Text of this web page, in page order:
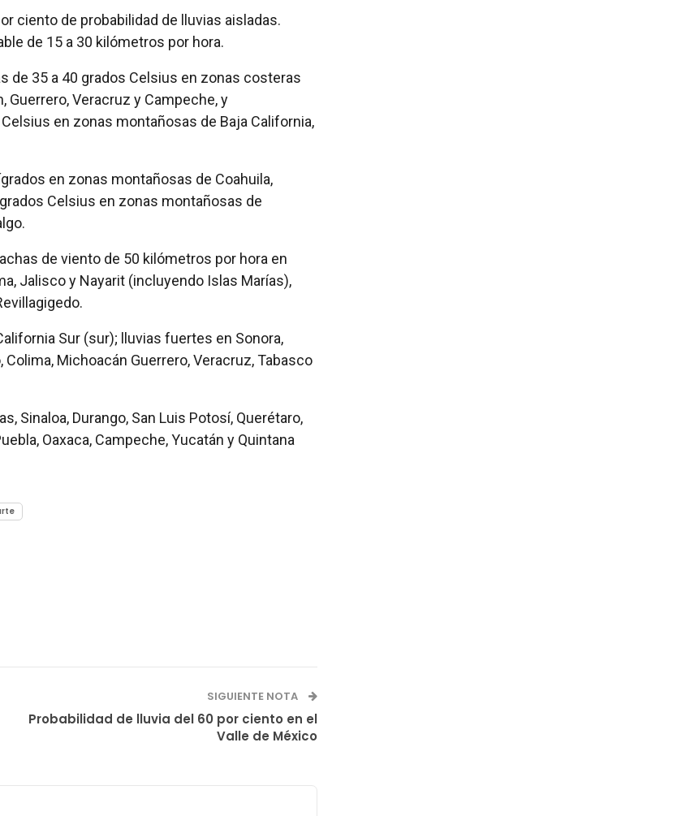
ciento de probabilidad de lluvias aisladas.
de 15 a 30 kilómetros por hora.
de 35 a 40 grados Celsius en zonas costeras
Guerrero, Veracruz y Campeche, y
en zonas montañosas de Baja California,
en zonas montañosas de Coahuila,
Celsius en zonas montañosas de
de viento de 50 kilómetros por hora en
Jalisco y Nayarit (incluyendo Islas Marías),
Sur (sur); lluvias fuertes en Sonora,
Colima, Michoacán Guerrero, Veracruz, Tabasco
Sinaloa, Durango, San Luis Potosí, Querétaro,
Oaxaca, Campeche, Yucatán y Quintana
SIGUIENTE NOTA
Probabilidad de lluvia del 60 por ciento en el
Valle de México